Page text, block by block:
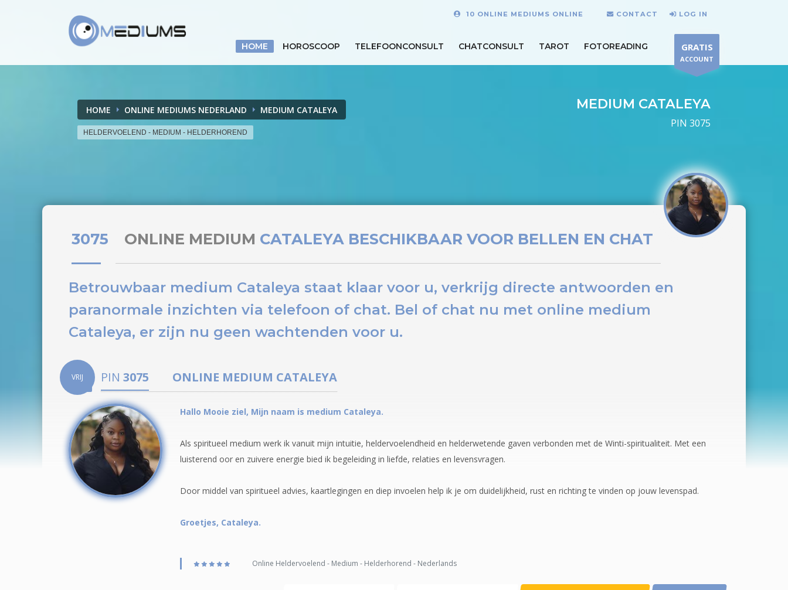
10 ONLINE MEDIUMS ONLINE CONTACT LOG IN
HOME HOROSCOOP TELEFOONCONSULT CHATCONSULT TAROT FOTOREADING GRATIS
ACCOUNT
HOME ONLINE MEDIUMS NEDERLAND MEDIUM CATALEYA
HELDERVOELEND - MEDIUM - HELDERHOREND
MEDIUM CATALEYA
PIN 3075
3075 ONLINE MEDIUM CATALEYA BESCHIKBAAR VOOR BELLEN EN CHAT
Betrouwbaar medium Cataleya staat klaar voor u, verkrijg directe antwoorden en
paranormale inzichten via telefoon of chat. Bel of chat nu met online medium
Cataleya, er zijn nu geen wachtenden voor u.
VRIJ PIN 3075 ONLINE MEDIUM CATALEYA
Hallo Mooie ziel, Mijn naam is medium Cataleya.
Als spiritueel medium werk ik vanuit mijn intuitie, heldervoelendheid en helderwetende gaven verbonden met de Winti-spiritualiteit. Met een
luisterend oor en zuivere energie bied ik begeleiding in liefde, relaties en levensvragen.
Door middel van spiritueel advies, kaartlegingen en diep invoelen help ik je om duidelijkheid, rust en richting te vinden op jouw levenspad.
Groetjes, Cataleya.
Online Heldervoelend - Medium - Helderhorend - Nederlands